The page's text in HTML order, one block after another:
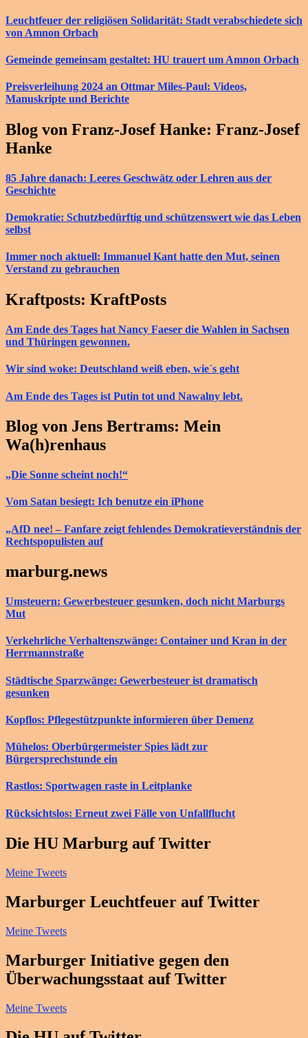
Leuchtfeuer der religiösen Solidarität: Stadt verabschiedete sich
von Amnon Orbach
Gemeinde gemeinsam gestaltet: HU trauert um Amnon Orbach
Preisverleihung 2024 an Ottmar Miles-Paul: Videos,
Manuskripte und Berichte
Blog von Franz-Josef Hanke: Franz-Josef
Hanke
85 Jahre danach: Leeres Geschwätz oder Lehren aus der
Geschichte
Demokratie: Schutzbedürftig und schützenswert wie das Leben
selbst
Immer noch aktuell: Immanuel Kant hatte den Mut, seinen
Verstand zu gebrauchen
Kraftposts: KraftPosts
Am Ende des Tages hat Nancy Faeser die Wahlen in Sachsen
und Thüringen gewonnen.
Wir sind woke: Deutschland weiß eben, wie´s geht
Am Ende des Tages ist Putin tot und Nawalny lebt.
Blog von Jens Bertrams: Mein
Wa(h)renhaus
„Die Sonne scheint noch!“
Vom Satan besiegt: Ich benutze ein iPhone
„AfD nee! – Fanfare zeigt fehlendes Demokratieverständnis der
Rechtspopulisten auf
marburg.news
Umsteuern: Gewerbesteuer gesunken, doch nicht Marburgs
Mut
Verkehrliche Verhaltenszwänge: Container und Kran in der
Herrmannstraße
Städtische Sparzwänge: Gewerbesteuer ist dramatisch
gesunken
Kopflos: Pflegestützpunkte informieren über Demenz
Mühelos: Oberbürgermeister Spies lädt zur
Bürgersprechstunde ein
Rastlos: Sportwagen raste in Leitplanke
Rücksichtslos: Erneut zwei Fälle von Unfallflucht
Die HU Marburg auf Twitter
Meine Tweets
Marburger Leuchtfeuer auf Twitter
Meine Tweets
Marburger Initiative gegen den
Überwachungsstaat auf Twitter
Meine Tweets